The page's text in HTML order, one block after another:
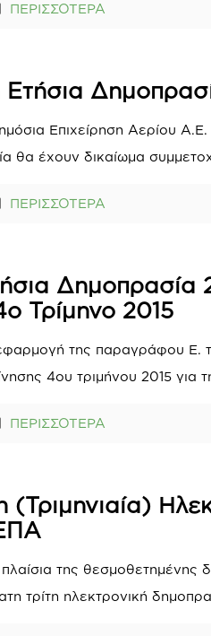
ΠΕΡΙΣΣΟΤΕΡΑ
Ετήσια
Επιχείρηση Αερίου Α.Ε.
θα έχουν δικαίωμα
ΠΕΡΙΣΣΟΤΕΡΑ
Δημοπρασία
Τρίμηνο 2015
της παραγράφου Ε.
4ου τριμήνου 2015 για
ΠΕΡΙΣΣΟΤΕΡΑ
(Τριμηνιαία)
της θεσμοθετημένης
τρίτη ηλεκτρονική